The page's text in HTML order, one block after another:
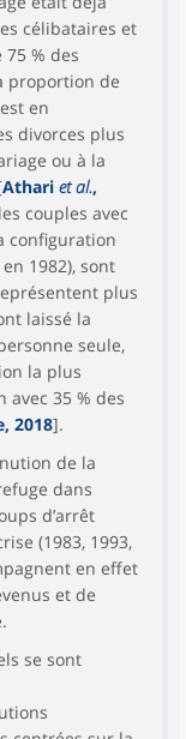
célibataires et
% des
proportion de
en
divorces plus
ou à la
Athari et al.,
couples avec
configuration
1982), sont
plus
laissé la
seule,
la plus
35 % des
2018].
de la
dans
d’arrêt
(1983, 1993,
en effet
et de
se sont